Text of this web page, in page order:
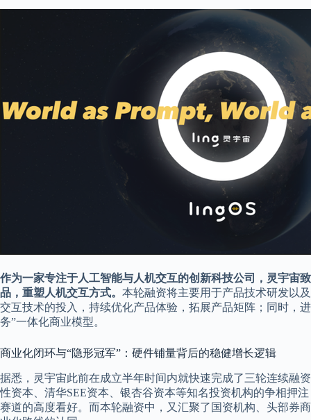
作为一家专注于人工智能与人机交互的创新科技公司，灵宇宙
品，重塑人机交互方式。 本轮融资将主要用于产品技术研发以
交互技术的投入，持续优化产品体验，拓展产品矩阵；同时，
务”一体化商业模型。
商业化闭环与“隐形冠军”：硬件铺量背后的稳健增长逻辑
据悉，灵宇宙此前在成立半年时间内就快速完成了三轮连续融
性资本、清华SEE资本、银杏谷资本等知名投资机构的争相押
赛道的高度看好。而本轮融资中，又汇聚了国资机构、头部券